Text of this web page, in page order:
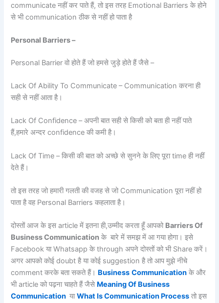
communicate नहीं कर पाते हैं, तो इस तरह Emotional Barriers के होने
से भी communication ठीक से नहीं हो पाता है
Personal Barriers –
Personal Barrier वो होते हैं जो हमसे जुड़े होते हैं जैसे –
Lack Of Ability To Communicate – Communication करना ही
सही से नहीं आता है।
Lack Of Confidence – अपनी बात सही से किसी को बता ही नहीं पाते
हैं,हमारे अन्दर confidence की कमी है।
Lack Of Time – किसी की बात को अच्छे से सुनने के लिए पूरा time ही नहीं
देते हैं।
तो इस तरह जो हमारी गलती की वजह से जो Communication पूरा नहीं हो
पाता है वह Personal Barriers कहलाता है।
दोस्तों आज के इस article में इतना ही,उम्मीद करता हूँ आपको Barriers Of
Business Communication के बारे में समझ में आ गया होगा। इसे
Facebook या Whatsapp के through अपने दोस्तों को भी Share करें।
अगर आपको कोई doubt है या कोई suggestion है तो आप मुझे नीचे
comment करके बता सकते हैं। Business Communication के और
भी article को पढ़ना चाहते हैं जैसे Meaning Of Business
Communication याWhat Is Communication Process तो इस